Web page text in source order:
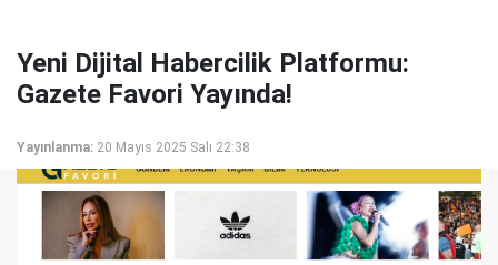
Yeni Dijital Habercilik Platformu:
Gazete Favori Yayında!
Yayınlanma: 20 Mayıs 2025 Salı 22:38